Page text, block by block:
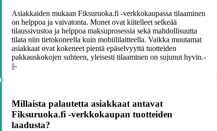
Asiakkaiden mukaan Fiksuruoka.fi -verkkokaupassa tilaaminen
on helppoa ja vaivatonta. Monet ovat kiitelleet selkeää
tilaussivustoa ja helppoa maksuprosessia sekä mahdollisuutta
tilata niin tietokoneella kuin mobiililaitteella. Vaikka muutamat
asiakkaat ovat kokeneet pientä epäselvyyttä tuotteiden
pakkauskokojen suhteen, yleisesti tilaaminen on sujunut hyvin.-
||-
Millaista palautetta asiakkaat antavat
Fiksuruoka.fi -verkkokaupan tuotteiden
laadusta?